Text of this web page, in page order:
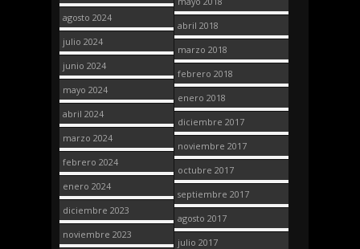
agosto 2024
julio 2024
junio 2024
mayo 2024
abril 2024
marzo 2024
febrero 2024
enero 2024
diciembre 2023
noviembre 2023
abril 2018
marzo 2018
febrero 2018
enero 2018
diciembre 2017
noviembre 2017
octubre 2017
septiembre 2017
agosto 2017
julio 2017